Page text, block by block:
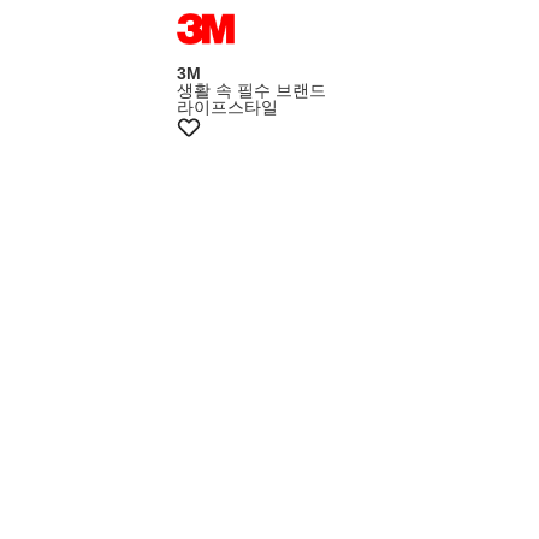
멤버스5천원쿠폰
3M
생활 속 필수 브랜드
라이프스타일